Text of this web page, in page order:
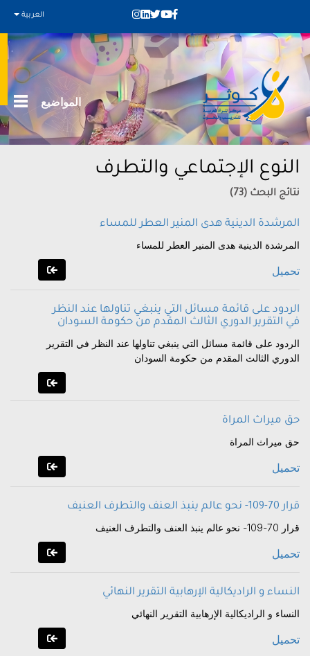
العربية
المواضيع
النوع الإجتماعي والتطرف
نتائج البحث (73)
المرشدة الدينية هدى المنير العطر للمساء
المرشدة الدينية هدى المنير العطر للمساء
تحميل
الردود على قائمة مسائل التي ينبغي تناولها عند النظر
في التقرير الدوري الثالث المقدم من حكومة السودان
الردود على قائمة مسائل التي ينبغي تناولها عند النظر في التقرير
الدوري الثالث المقدم من حكومة السودان
حق ميراث المراة
حق ميراث المراة
تحميل
قرار 70-109- نحو عالم ينبذ العنف والتطرف العنيف
قرار 70-109- نحو عالم ينبذ العنف والتطرف العنيف
تحميل
النساء و الراديكالية الإرهابية التقرير النهائي
النساء و الراديكالية الإرهابية التقرير النهائي
تحميل